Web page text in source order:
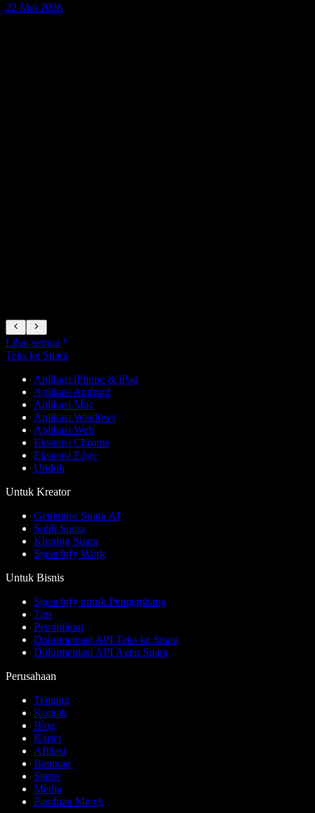
22 Mei 2026
Lihat semua
Teks ke Suara
Aplikasi iPhone & iPad
Aplikasi Android
Aplikasi Mac
Aplikasi Windows
Aplikasi Web
Ekstensi Chrome
Ekstensi Edge
Unduh
Untuk Kreator
Generator Suara AI
Sulih Suara
Kloning Suara
Speechify Work
Untuk Bisnis
Speechify untuk Pengembang
Tim
Pendidikan
Dokumentasi API Teks ke Suara
Dokumentasi API Agen Suara
Perusahaan
Tentang
Kontak
Blog
Karier
Afiliasi
Bantuan
Status
Media
Panduan Merek